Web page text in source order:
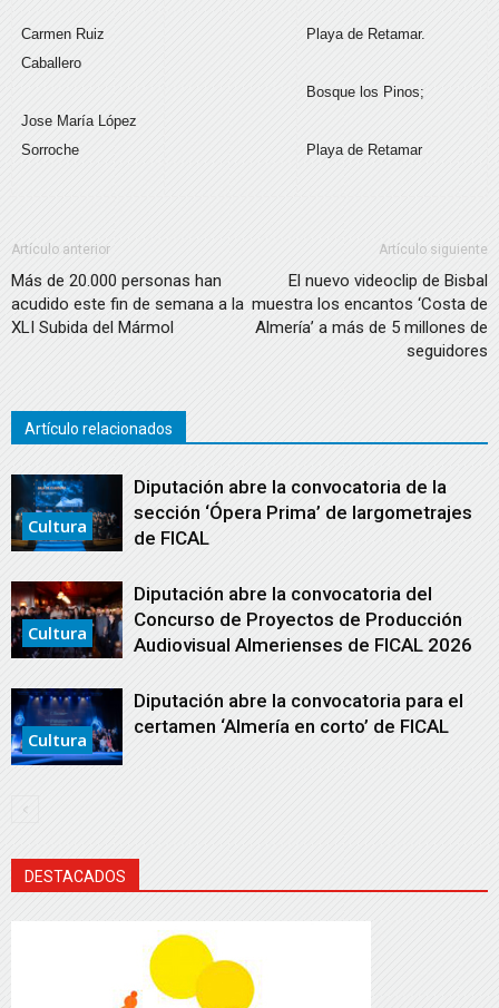
Carmen Ruiz
Caballero
Jose María López
Sorroche
Playa de Retamar.
Bosque los Pinos;
Playa de Retamar
Artículo anterior
Más de 20.000 personas han
acudido este fin de semana a la
XLI Subida del Mármol
Artículo siguiente
El nuevo videoclip de Bisbal
muestra los encantos ‘Costa de
Almería’ a más de 5 millones de
seguidores
Artículo relacionados
Cultura
Diputación abre la convocatoria de la
sección ‘Ópera Prima’ de largometrajes
de FICAL
Cultura
Diputación abre la convocatoria del
Concurso de Proyectos de Producción
Audiovisual Almerienses de FICAL 2026
Cultura
Diputación abre la convocatoria para el
certamen ‘Almería en corto’ de FICAL
DESTACADOS